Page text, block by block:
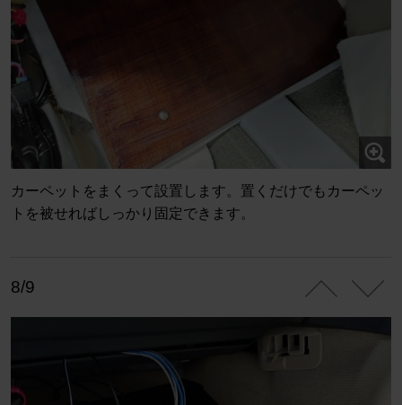
カーペットをまくって設置します。置くだけでもカーペッ
トを被せればしっかり固定できます。
8/9